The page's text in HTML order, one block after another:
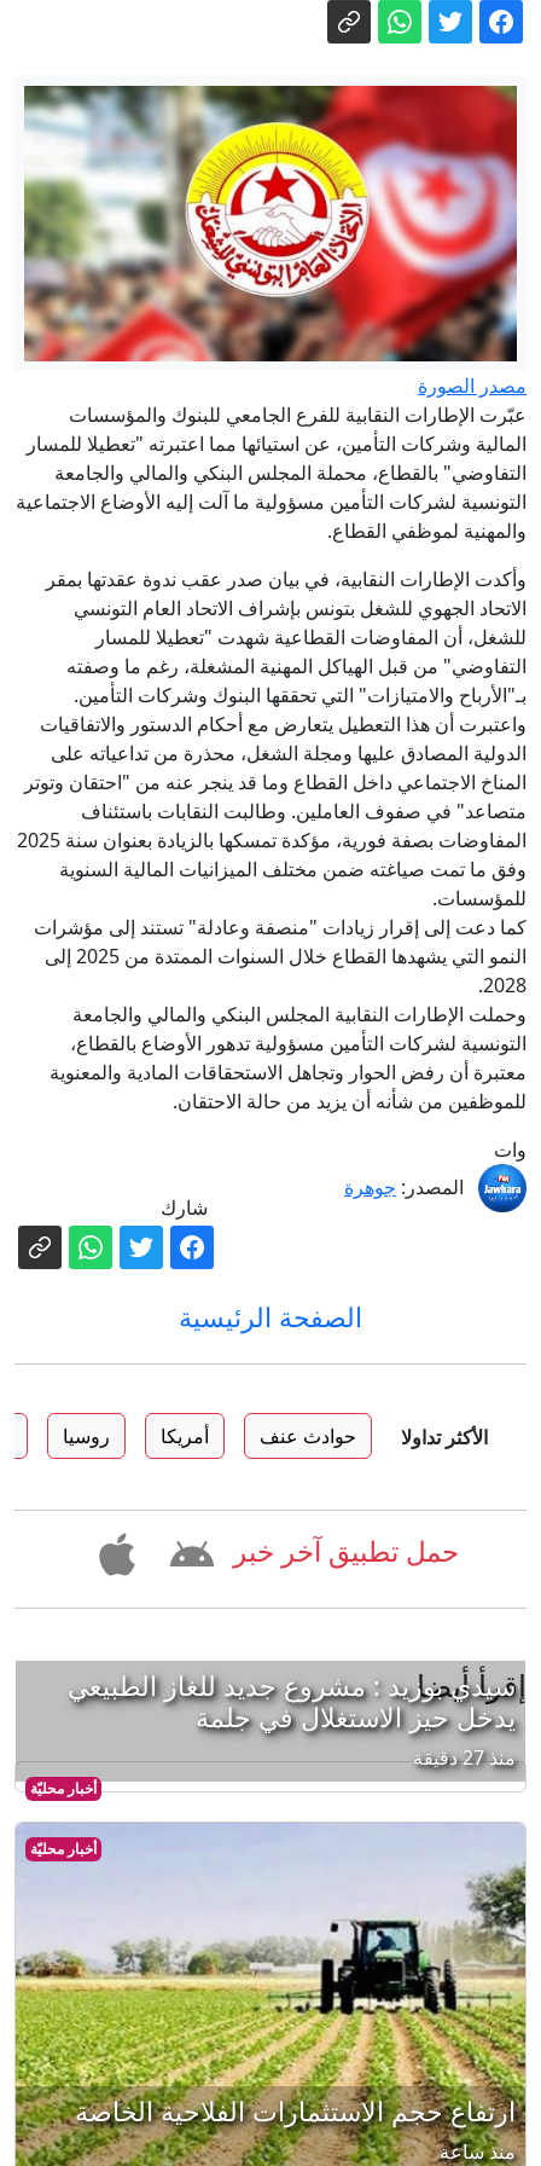
اتفاق دفاعي مشترك في ظل تصاعد
التوترات الإقليمية
بنزرت تستعد لموسم الأمطار: تدخلات
عاجلة وخطة جهوية لمجابهة الفيضانات
والتقلبات المناخية
النادي الإفريقي يواجه تقدم ساقية الداير
وديا وسط أجواء مغلقة
الجامعة تحسم مصير سوبر النادي الإفريقي
والترجي الرياضي
إدارة الصحة بمنوبة: انتداب إطارات شبه
طبية في 5 اختصاصات
مصدر الصورة
عبّرت الإطارات النقابية للفرع الجامعي للبنوك والمؤسسات
المالية وشركات التأمين، عن استيائها مما اعتبرته "تعطيلا للمسار
التفاوضي" بالقطاع، محملة المجلس البنكي والمالي والجامعة
التونسية لشركات التأمين مسؤولية ما آلت إليه الأوضاع الاجتماعية
والمهنية لموظفي القطاع.
وأكدت الإطارات النقابية، في بيان صدر عقب ندوة عقدتها بمقر
الاتحاد الجهوي للشغل بتونس بإشراف الاتحاد العام التونسي
للشغل، أن المفاوضات القطاعية شهدت "تعطيلا للمسار
التفاوضي" من قبل الهياكل المهنية المشغلة، رغم ما وصفته
بـ"الأرباح والامتيازات" التي تحققها البنوك وشركات التأمين.
واعتبرت أن هذا التعطيل يتعارض مع أحكام الدستور والاتفاقيات
الدولية المصادق عليها ومجلة الشغل، محذرة من تداعياته على
المناخ الاجتماعي داخل القطاع وما قد ينجر عنه من "احتقان وتوتر
متصاعد" في صفوف العاملين. وطالبت النقابات باستئناف
المفاوضات بصفة فورية، مؤكدة تمسكها بالزيادة بعنوان سنة 2025
وفق ما تمت صياغته ضمن مختلف الميزانيات المالية السنوية
للمؤسسات.
كما دعت إلى إقرار زيادات "منصفة وعادلة" تستند إلى مؤشرات
النمو التي يشهدها القطاع خلال السنوات الممتدة من 2025 إلى
2028.
وحملت الإطارات النقابية المجلس البنكي والمالي والجامعة
التونسية لشركات التأمين مسؤولية تدهور الأوضاع بالقطاع،
معتبرة أن رفض الحوار وتجاهل الاستحقاقات المادية والمعنوية
للموظفين من شأنه أن يزيد من حالة الاحتقان.
وات
المصدر: جوهرة
شارك
الصفحة الرئيسية
الأكثر تداولا حوادث عنف أمريكا روسيا
حمل تطبيق آخر خبر
إقرأ أيضا
أخبار محليّة
سيدي بوزيد : مشروع جديد للغاز الطبيعي
يدخل حيز الاستغلال في جلمة
منذ 27 دقيقة
أخبار محليّة
ارتفاع حجم الاستثمارات الفلاحية الخاصة
منذ ساعة